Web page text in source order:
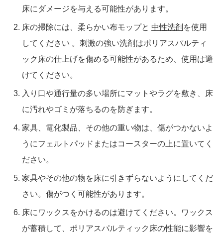
床にダメージを与える可能性があります。
床の掃除には、柔らかい布モップと 中性洗剤 を使用
してください 。刺激の強い洗剤はポリアスパルティ
ック床の仕上げを傷める可能性があるため、使用は避
けてください。
入り口や通行量の多い場所にマットやラグを敷き、床
に汚れやゴミが落ちるのを防ぎます。
家具、電化製品、その他の重い物は、傷がつかないよ
うにフェルトパッドまたはコースターの上に置いてく
ださい。
家具やその他の物を床に引きずらないようにしてくだ
さい。傷がつく可能性があります。
床にワックスをかけるのは避けてください。ワックス
が蓄積して、ポリアスパルティック床の性能に影響を